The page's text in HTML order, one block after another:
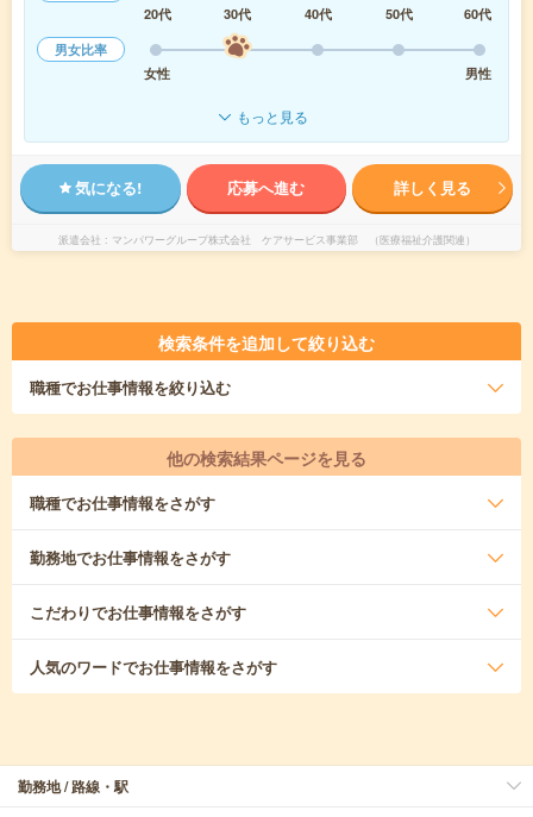
20代
30代 40代 50代
60代
男女比率
女性
男性
もっと見る
気になる! 応募へ進む 詳しく見る
派遣会社 マンパワーグループ株式会社 ケアサービス事業部 （医療福祉介護関連）
検索条件を追加して絞り込む
職種でお仕事情報を絞り込む
他の検索結果ページを見る
職種でお仕事情報をさがす
勤務地でお仕事情報をさがす
こだわりでお仕事情報をさがす
人気のワードでお仕事情報をさがす
勤務地 / 路線・駅